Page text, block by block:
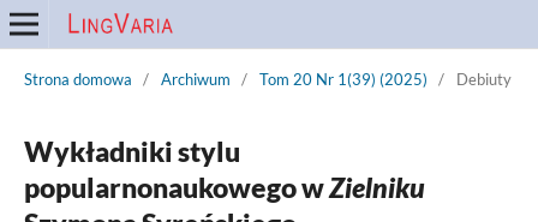
Strona domowa / Archiwum / Tom 20 Nr 1(39) (2025) / Debiuty
Wykładniki stylu
popularnonaukowego wZielniku